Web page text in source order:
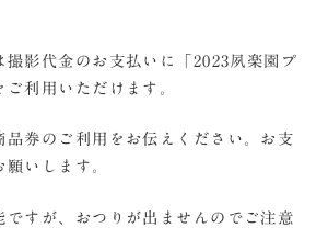
撮影代金のお支払いに「2023夙楽園プ
利用いただけます。
品券のご利用をお伝えください。お支
いします。
ですが、おつりが出ませんのでご注意